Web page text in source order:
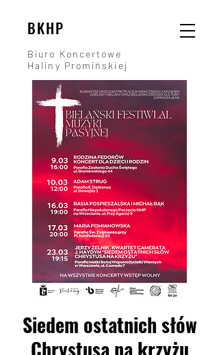
BKHP
Biuro Koncertowe
Haliny Promińskiej
Siedem ostatnich słów
Chrystusa na krzyżu